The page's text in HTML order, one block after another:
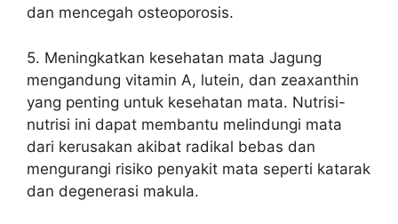
dan mencegah osteoporosis.
5. Meningkatkan kesehatan mata Jagung
mengandung vitamin A, lutein, dan zeaxanthin
yang penting untuk kesehatan mata. Nutrisi-
nutrisi ini dapat membantu melindungi mata
dari kerusakan akibat radikal bebas dan
mengurangi risiko penyakit mata seperti katarak
dan degenerasi makula.